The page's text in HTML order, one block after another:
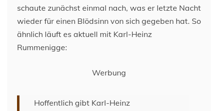
schaute zunächst einmal nach, was er letzte Nacht
wieder für einen Blödsinn von sich gegeben hat. So
ähnlich läuft es aktuell mit Karl-Heinz
Rummenigge:
Werbung
Hoffentlich gibt Karl-Heinz